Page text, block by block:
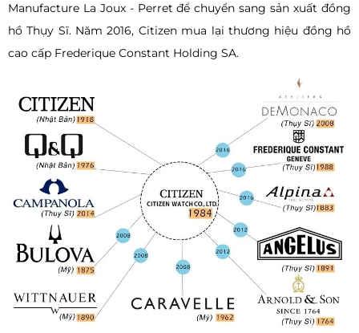
Manufacture La Joux - Perret để chuyển sang sản xuất đồng
hồ Thụy Sĩ. Năm 2016, Citizen mua lại thương hiệu đồng hồ
cao cấp Frederique Constant Holding SA.